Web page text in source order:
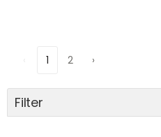
1 2 ›
Filter